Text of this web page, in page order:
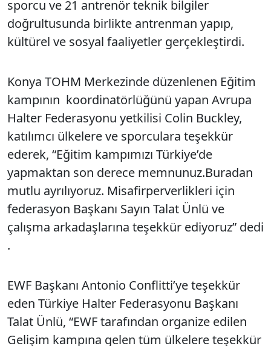
sporcu ve 21 antrenör teknik bilgiler
doğrultusunda birlikte antrenman yapıp,
kültürel ve sosyal faaliyetler gerçekleştirdi.
Konya TOHM Merkezinde düzenlenen Eğitim
kampının koordinatörlüğünü yapan Avrupa
Halter Federasyonu yetkilisi Colin Buckley,
katılımcı ülkelere ve sporculara teşekkür
ederek, “Eğitim kampımızı Türkiye’de
yapmaktan son derece memnunuz.Buradan
mutlu ayrılıyoruz. Misafirperverlikleri için
federasyon Başkanı Sayın Talat Ünlü ve
çalışma arkadaşlarına teşekkür ediyoruz” dedi
.
EWF Başkanı Antonio Conflitti’ye teşekkür
eden Türkiye Halter Federasyonu Başkanı
Talat Ünlü, “EWF tarafından organize edilen
Gelişim kampına gelen tüm ülkelere teşekkür